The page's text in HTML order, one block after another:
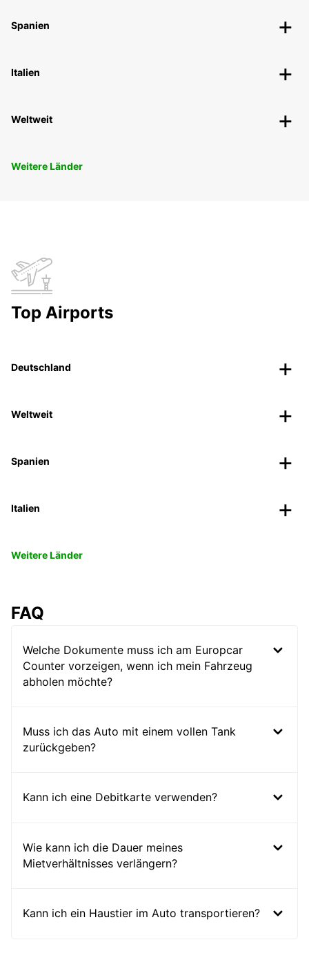
Spanien
Italien
Weltweit
Weitere Länder
Top Airports
Deutschland
Weltweit
Spanien
Italien
Weitere Länder
FAQ
Welche Dokumente muss ich am Europcar
Counter vorzeigen, wenn ich mein Fahrzeug
abholen möchte?
Muss ich das Auto mit einem vollen Tank
zurückgeben?
Kann ich eine Debitkarte verwenden?
Wie kann ich die Dauer meines
Mietverhältnisses verlängern?
Kann ich ein Haustier im Auto transportieren?